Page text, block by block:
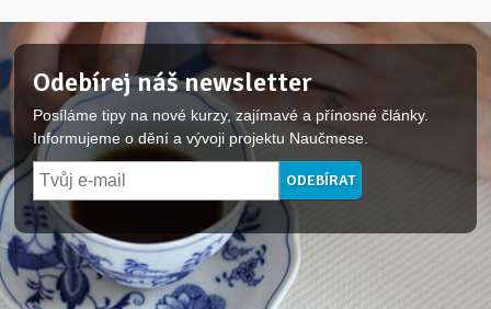
Odebírej náš newsletter
Posíláme tipy na nové kurzy, zajímavé a přínosné články.
Informujeme o dění a vývoji projektu Naučmese.